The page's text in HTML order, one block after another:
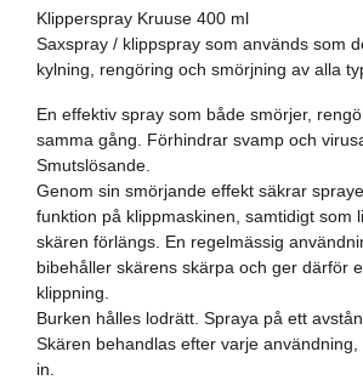
Klipperspray Kruuse 400 ml
Saxspray / klippspray som används som
kylning, rengöring och smörjning av alla
En effektiv spray som både smörjer,
samma gång. Förhindrar svamp och
Smutslösande.
Genom sin smörjande effekt säkrar
funktion på klippmaskinen, samtidigt som
skären förlängs. En regelmässig
bibehåller skärens skärpa och ger därför
klippning.
Burken hålles lodrätt. Spraya på ett
Skären behandlas efter varje
in.